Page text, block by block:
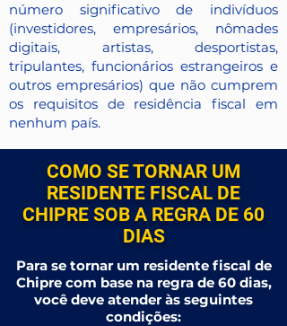
número significativo de indivíduos
(investidores, empresários, nômades
digitais, artistas, desportistas,
tripulantes, funcionários estrangeiros e
outros empresários) que não cumprem
os requisitos de residência fiscal em
nenhum país.
COMO SE TORNAR UM
RESIDENTE FISCAL DE
CHIPRE SOB A REGRA DE 60
DIAS
Para se tornar um residente fiscal de
Chipre com base na regra de 60 dias,
você deve atender às seguintes
condições: